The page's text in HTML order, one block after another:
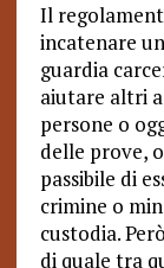
Il
incatenare
guardia
aiutare altri
persone o
delle prove,
passibile di
crimine o
custodia.
di quale tra